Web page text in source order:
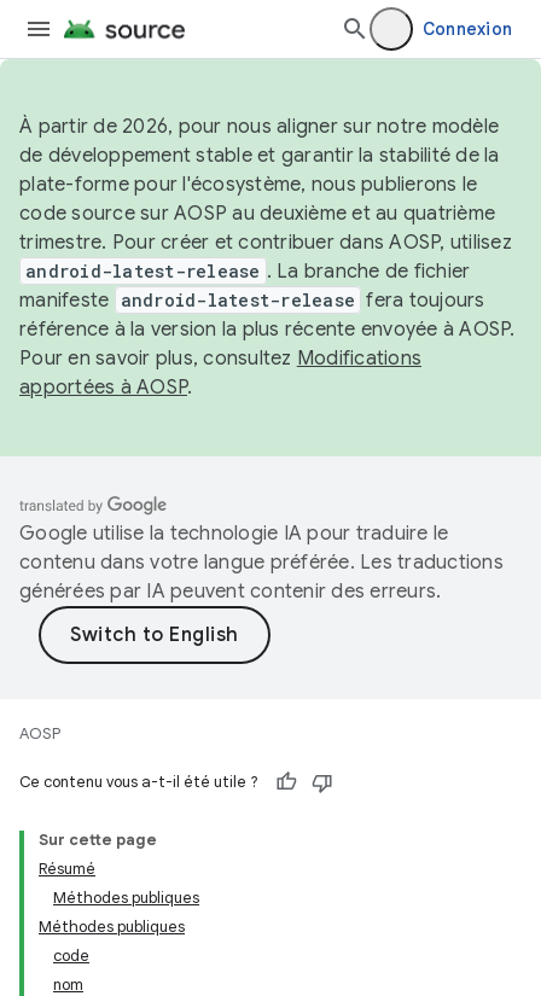
Connexion
À partir de 2026, pour nous aligner sur notre modèle
de développement stable et garantir la stabilité de la
plate-forme pour l'écosystème, nous publierons le
code source sur AOSP au deuxième et au quatrième
trimestre. Pour créer et contribuer dans AOSP, utilisez
android-latest-release . La branche de fichier
manifeste android-latest-release fera toujours
référence à la version la plus récente envoyée à AOSP.
Pour en savoir plus, consultez Modifications
apportées à AOSP.
Google utilise la technologie IA pour traduire le
contenu dans votre langue préférée. Les traductions
générées par IA peuvent contenir des erreurs.
AOSP
Ce contenu vous a-t-il été utile ?
Sur cette page
Résumé
Méthodes publiques
Méthodes publiques
code
nom